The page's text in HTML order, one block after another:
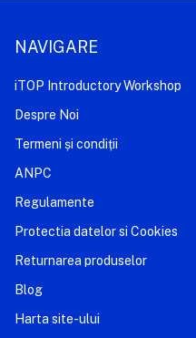
NAVIGARE
iTOP Introductory Workshop
Despre Noi
Termeni și condiții
ANPC
Regulamente
Protectia datelor si Cookies
Returnarea produselor
Blog
Harta site-ului